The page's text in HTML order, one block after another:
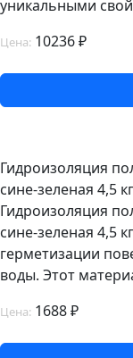
уникальными
Цена: 10236 ₽
Гидроизоляция
сине-зеленая 4,5 кг
Гидроизоляция
сине-зеленая 4,5
герметизации
воды. Этот
Цена: 1688 ₽